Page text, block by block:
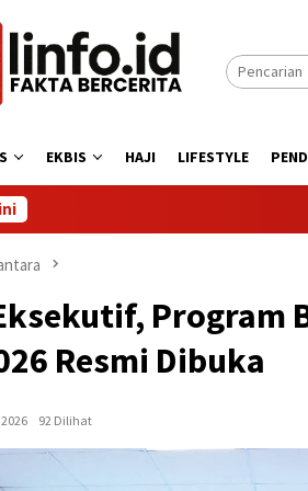
EKBIS HAJI LIFESTYLE
Program
Resmi Dibuka
92 Dilihat